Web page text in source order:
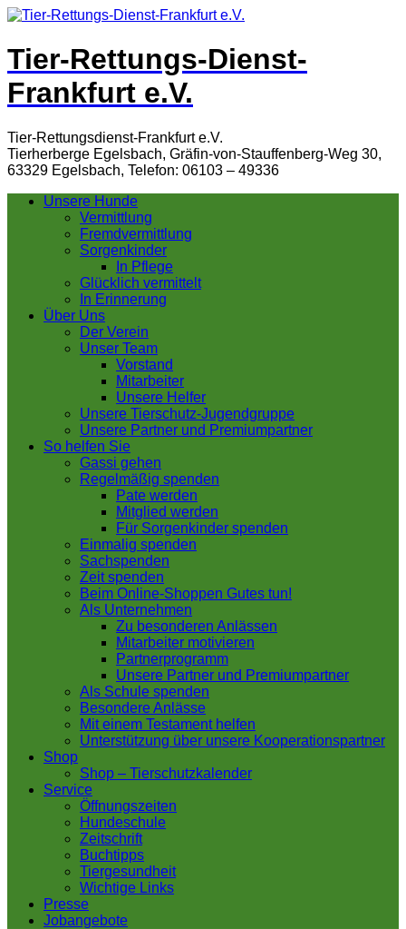
Tier-Rettungs-Dienst-
Frankfurt e.V.
Tier-Rettungsdienst-Frankfurt e.V.
Tierherberge Egelsbach, Gräfin-von-Stauffenberg-Weg 30,
63329 Egelsbach, Telefon: 06103 – 49336
Unsere Hunde
Vermittlung
Fremdvermittlung
Sorgenkinder
In Pflege
Glücklich vermittelt
In Erinnerung
Über Uns
Der Verein
Unser Team
Vorstand
Mitarbeiter
Unsere Helfer
Unsere Tierschutz-Jugendgruppe
Unsere Partner und Premiumpartner
So helfen Sie
Gassi gehen
Regelmäßig spenden
Pate werden
Mitglied werden
Für Sorgenkinder spenden
Einmalig spenden
Sachspenden
Zeit spenden
Beim Online-Shoppen Gutes tun!
Als Unternehmen
Zu besonderen Anlässen
Mitarbeiter motivieren
Partnerprogramm
Unsere Partner und Premiumpartner
Als Schule spenden
Besondere Anlässe
Mit einem Testament helfen
Unterstützung über unsere Kooperationspartner
Shop
Shop – Tierschutzkalender
Service
Öffnungszeiten
Hundeschule
Zeitschrift
Buchtipps
Tiergesundheit
Wichtige Links
Presse
Jobangebote